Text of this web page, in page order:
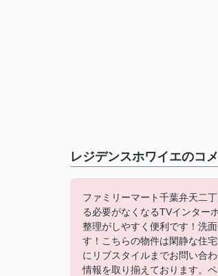
レジデンスホワイエのコ
ファミリーマート千葉弁天二
る必要がなくなるTVインター
整理がしやすく便利です！洗
す！こちらの物件は閑静な住
にリブスタイルまでお問い合
情報を取り揃えております。